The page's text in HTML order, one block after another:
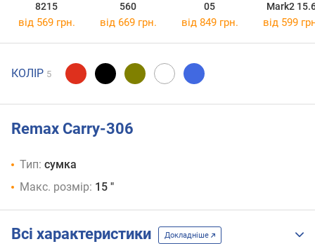
8215
560
05
Mark2
від 569 грн. від 669 грн. від 849 грн. від 599
КОЛІР 5
Remax Carry-306
Тип: сумка
Макс. розмір: 15 "
Всі характеристики Докладніше